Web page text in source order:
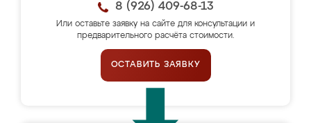
8 (926) 409-68-13
Или оставьте заявку на сайте для консультации и
предварительного расчёта стоимости.
ОСТАВИТЬ ЗАЯВКУ